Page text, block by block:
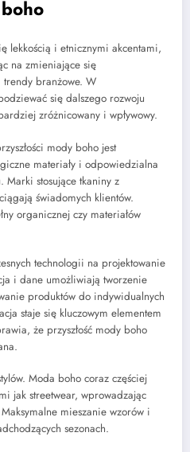
lekkością i etnicznymi akcentami,
na zmieniające się
trendy branżowe. W
się dalszego rozwoju
zróżnicowany i wpływowy.
mody boho jest
materiały i odpowiedzialna
Marki stosujące tkaniny z
świadomych klientów.
organicznej czy materiałów
technologii na projektowanie
i dane umożliwiają tworzenie
produktów do indywidualnych
staje się kluczowym elementem
że przyszłość mody boho
Moda boho coraz częściej
jak streetwear, wprowadzając
mieszanie wzorów i
sezonach.